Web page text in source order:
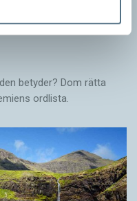
(Kviss
betyder? Dom rätta
ordlista.